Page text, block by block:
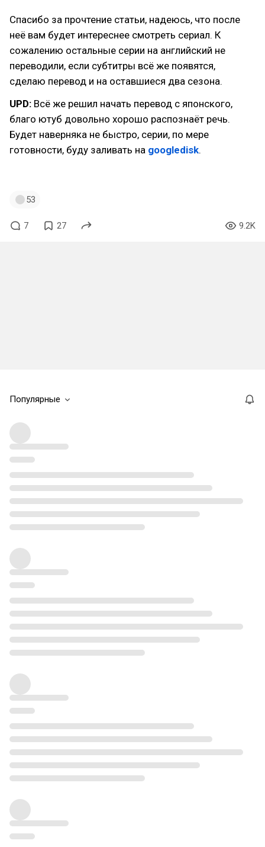
Спасибо за прочтение статьи, надеюсь, что после
неё вам будет интереснее смотреть сериал. К
сожалению остальные серии на английский не
переводили, если субтитры всё же появятся,
сделаю перевод и на оставшиеся два сезона.
UPD: Всё же решил начать перевод с японского,
благо ютуб довольно хорошо распознаёт речь.
Будет наверняка не быстро, серии, по мере
готовности, буду заливать на googledisk.
53
7 27 9.2K
Популярные